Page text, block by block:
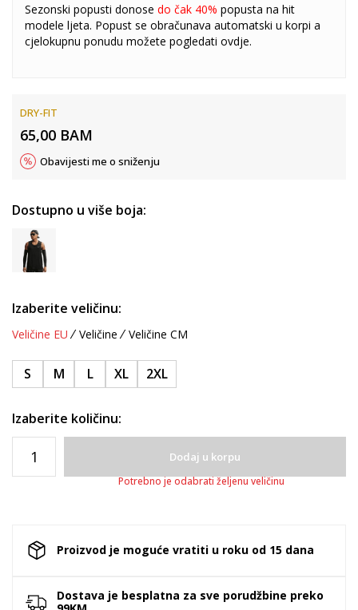
Sezonski popusti donose do čak 40% popusta na hit
modele ljeta. Popust se obračunava automatski u korpi a
cjelokupnu ponudu možete pogledati ovdje.
DRY-FIT
65,00 BAM
Obavijesti me o sniženju
Dostupno u više boja:
Izaberite veličinu:
Veličine EU Veličine Veličine CM
S M L XL 2XL
Izaberite količinu:
Dodaj u korpu
Potrebno je odabrati željenu veličinu
Proizvod je moguće vratiti u roku od 15 dana
Dostava je besplatna za sve porudžbine preko